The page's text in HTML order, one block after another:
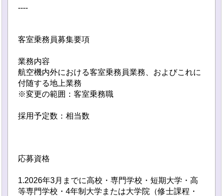
----
客室乗務員募集要項
業務内容
航空機内外における客室乗務員業務、およびこれに
付随する地上業務
※変更の範囲：客室乗務職
採用予定数：相当数
応募資格
1.2026年3月までに高校・専門学校・短期大学・高
等専門学校・4年制大学または大学院（修士課程・